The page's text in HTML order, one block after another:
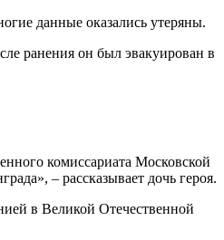
данные оказались утеряны.
ранения он был эвакуирован в
комиссариата Московской
– рассказывает дочь героя.
в Великой Отечественной